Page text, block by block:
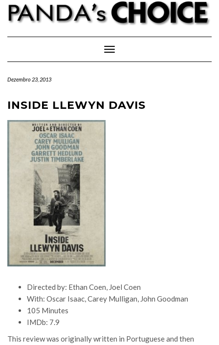
Skip
content
Toggle Navigation
Dezembro 23, 2013
INSIDE LLEWYN DAVIS
Directed by: Ethan Coen, Joel Coen
With: Oscar Isaac, Carey Mulligan, John Goodman
105 Minutes
IMDb: 7.9
This review was originally written in Portuguese and then